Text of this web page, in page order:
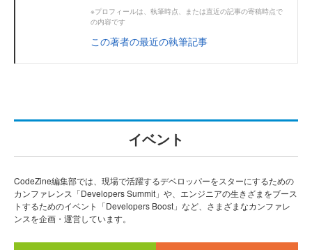
※プロフィールは、執筆時点、または直近の記事の寄稿時点で
の内容です
この著者の最近の執筆記事
イベント
CodeZine編集部では、現場で活躍するデベロッパーをスターにするための
カンファレンス「Developers Summit」や、エンジニアの生きざまをブース
トするためのイベント「Developers Boost」など、さまざまなカンファレ
ンスを企画・運営しています。